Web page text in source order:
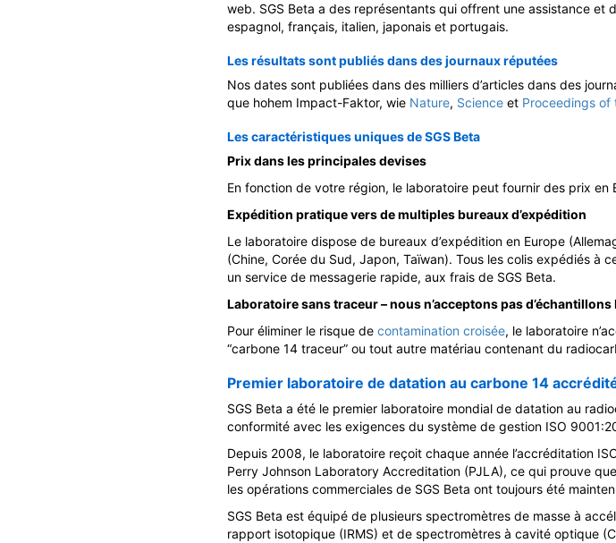
web. SGS Beta a des représentants qui offrent une assistance et
espagnol, français, italien, japonais et portugais.
Les résultats sont publiés dans des journaux réputées
Nos dates sont publiées dans des milliers d’articles dans des
que hohem Impact-Faktor, wie Nature, Science et Proceedings of
Les caractéristiques uniques de SGS Beta
Prix dans les principales devises
En fonction de votre région, le laboratoire peut fournir des prix en
Expédition pratique vers de multiples bureaux d’expédition
Le laboratoire dispose de bureaux d’expédition en Europe
(Chine, Corée du Sud, Japon, Taïwan). Tous les colis expédiés à
un service de messagerie rapide, aux frais de SGS Beta.
Laboratoire sans traceur – nous n’acceptons pas
Pour éliminer le risque de contamination croisée, le laboratoire
“carbone 14 traceur” ou tout autre matériau contenant du
Premier laboratoire de datation au carbone 14
SGS Beta a été le premier laboratoire mondial de datation au
conformité avec les exigences du système de gestion ISO
Depuis 2008, le laboratoire reçoit chaque année l’accréditation
Perry Johnson Laboratory Accreditation (PJLA), ce qui prouve
les opérations commerciales de SGS Beta ont toujours été
SGS Beta est équipé de plusieurs spectromètres de masse à
rapport isotopique (IRMS) et de spectromètres à cavité optique